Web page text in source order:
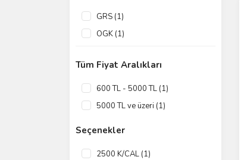
GRS (1)
OGK (1)
Tüm Fiyat Aralıkları
600 TL - 5000 TL (1)
5000 TL ve üzeri (1)
Seçenekler
2500 K/CAL (1)